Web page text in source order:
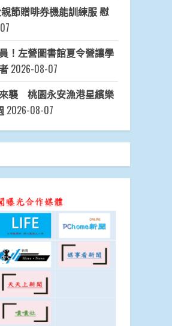
節贈啡券機能訓練服 慰
！左營圖書館夏令營讓學
2026-08-07
襲 桃園永安漁港星繽樂
2026-08-07